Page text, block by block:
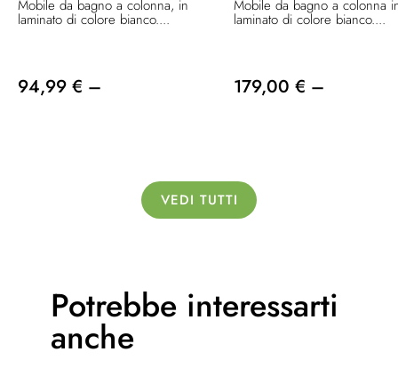
Mobile da bagno a colonna, in
laminato di colore bianco....
94,99 € –
Mobile da bagno a colonna
laminato di colore bianco....
179,00 € –
VEDI TUTTI
Potrebbe interessarti
anche